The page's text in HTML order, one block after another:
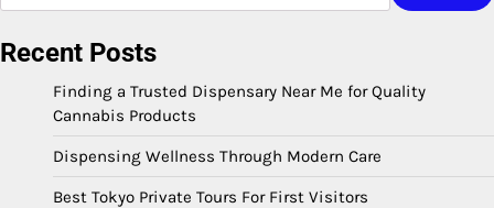
Recent Posts
Finding a Trusted Dispensary Near Me for Quality
Cannabis Products
Dispensing Wellness Through Modern Care
Best Tokyo Private Tours For First Visitors